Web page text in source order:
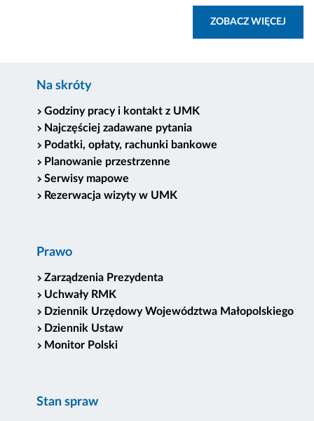
ZOBACZ WIĘCEJ
Na skróty
Godziny pracy i kontakt z UMK
Najczęściej zadawane pytania
Podatki, opłaty, rachunki bankowe
Planowanie przestrzenne
Serwisy mapowe
Rezerwacja wizyty w UMK
Prawo
Zarządzenia Prezydenta
Uchwały RMK
Dziennik Urzędowy Województwa Małopolskiego
Dziennik Ustaw
Monitor Polski
Stan spraw